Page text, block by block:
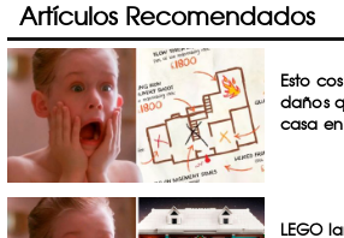
Artículos Recomendados
Esto
daños
casa
LEGO